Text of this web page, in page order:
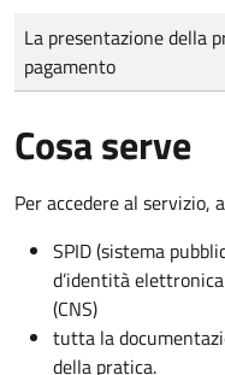
Tipo di pagamento
Importo
La presentazione della
pagamento
Cosa serve
Per accedere al servizio,
SPID (sistema
d’identità
(CNS)
tutta la
della pratica.